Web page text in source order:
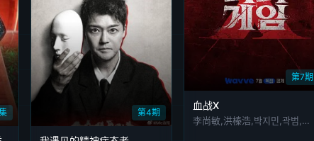
第4期
第7期
血战X
李尚敏,洪榛浩,박지민,곽범,서출구,하승진